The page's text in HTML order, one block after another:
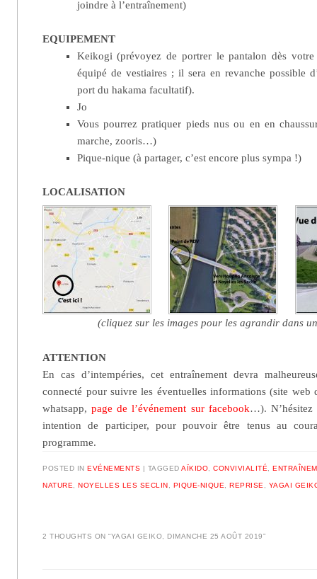
joindre à l’entraînement)
EQUIPEMENT
Keikogi (prévoyez de portrer le pantalon dès votre
équipé de vestiaires ; il sera en revanche possible
port du hakama facultatif).
Jo
Vous pourrez pratiquer pieds nus ou en en
marche, zooris…)
Pique-nique (à partager, c’est encore plus sympa !)
LOCALISATION
(cliquez sur les images pour les agrandir dans
ATTENTION
En cas d’intempéries, cet entraînement devra
connecté pour suivre les éventuelles informations (site
whatsapp,page de l’événement sur facebook…). N’hésitez
intention de participer, pour pouvoir être tenus au
programme.
POSTED INEVÉNEMENTS | TAGGEDAÏKIDO ,CONVIVIALITÉ ,
NATURE ,NOYELLES LES SECLIN PIQUE-NIQUE ,REPRISE YAGAI
2 THOUGHTS ON “YAGAI GEIKO, DIMANCHE 25 AOÛT 2019”